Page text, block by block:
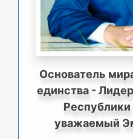
Основатель
единства -
уважаемый